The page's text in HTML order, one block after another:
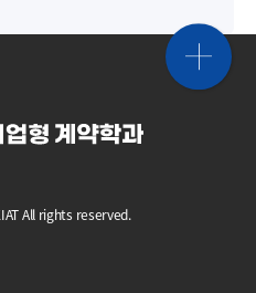
All rights reserved.